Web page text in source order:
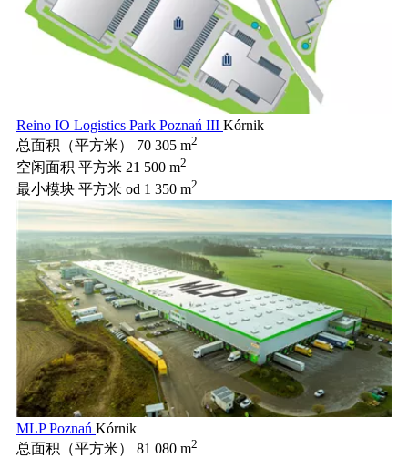
Reino IO Logistics Park Poznań III Kórnik
总面积（平方米）
70 305 m2
空闲面积 平方米 21 500 m2
最小模块 平方米 od 1 350 m2
MLP Poznań Kórnik
总面积（平方米）
81 080 m2